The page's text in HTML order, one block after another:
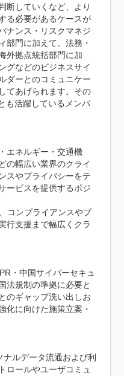
断していくなど、より
る必要があるケースが
ナンス・リスクマネジ
部門に加えて、法務・
外拠点統括部門に加
グなどのビジネスサイ
ダーとのコミュニケー
てあげられます。その
も活躍しているメンバ
エネルギー・交通機
の幅広い業界のクライ
スやプライバシーをテ
ービスを提供するポジ
コンプライアンスやプ
行支援まで幅広くクラ
・中国サイバーセキュ
法規制の準拠に必要と
のギャップ洗い出しお
化に向けた施策立案・
ルデータ流通および利
ロールやユーザコミュ